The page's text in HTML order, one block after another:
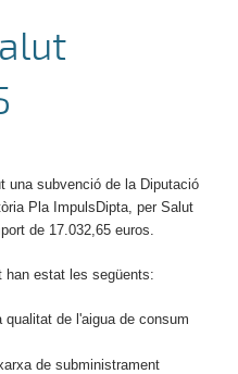
una subvenció de la Diputació
Pla ImpulsDipta, per Salut
de 17.032,65 euros.
han estat les següents:
de l'aigua de consum
de subministrament